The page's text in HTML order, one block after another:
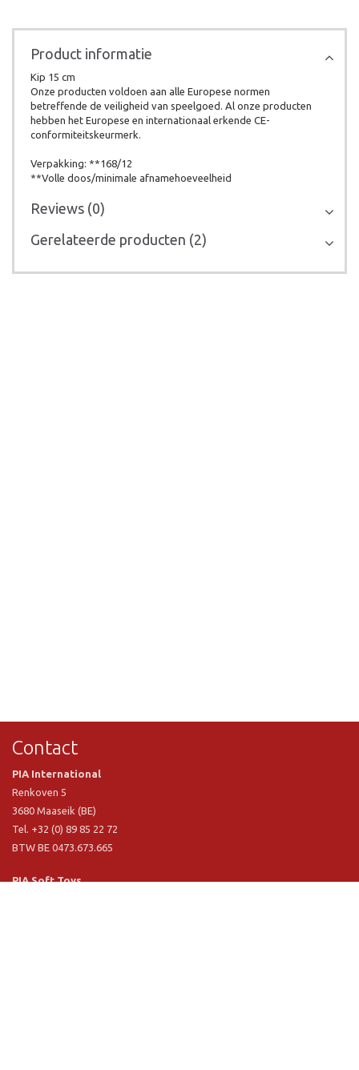
Product informatie
Kip 15 cm
Onze producten voldoen aan alle Europese normen
betreffende de veiligheid van speelgoed. Al onze producten
hebben het Europese en internationaal erkende CE-
conformiteitskeurmerk.
Verpakking: **168/12
**Volle doos/minimale afnamehoeveelheid
Reviews (0)
Gerelateerde producten (2)
Contact
PIA International
Renkoven 5
3680 Maaseik (BE)
Tel. +32 (0) 89 85 22 72
BTW BE 0473.673.665
PIA Soft Toys